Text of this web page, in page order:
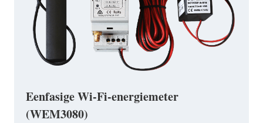
Eenfasige Wi-Fi-energiemeter
(WEM3080)